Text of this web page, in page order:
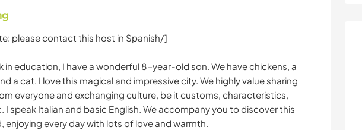
please contact this host in Spanish/]
in education, I have a wonderful 8-year-old son. We have chickens, a
a cat. I love this magical and impressive city. We highly value sharing
everyone and exchanging culture, be it customs, characteristics,
I speak Italian and basic English. We accompany you to discover this
enjoying every day with lots of love and warmth.